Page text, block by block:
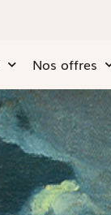
Nos offres